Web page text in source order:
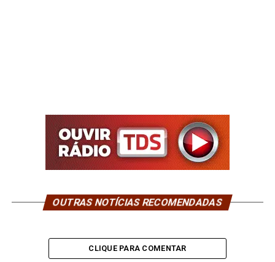
OUTRAS NOTÍCIAS RECOMENDADAS
CLIQUE PARA COMENTAR